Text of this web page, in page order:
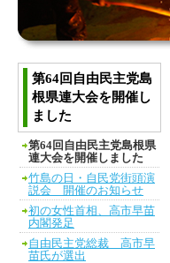
第64回自由民主党島
根県連大会を開催し
ました
第64回自由民主党島根県
連大会を開催しました
竹島の日・自民党街頭演
説会 開催のお知らせ
初の女性首相、高市早苗
内閣発足
自由民主党総裁 高市早
苗氏が選出